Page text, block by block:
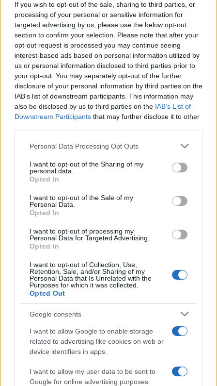
If you wish to opt-out of the sale, sharing to third parties, or
processing of your personal or sensitive information for
targeted advertising by us, please use the below opt-out
section to confirm your selection. Please note that after your
opt-out request is processed you may continue seeing
interest-based ads based on personal information utilized by
us or personal information disclosed to third parties prior to
your opt-out. You may separately opt-out of the further
disclosure of your personal information by third parties on the
IAB’s list of downstream participants. This information may
also be disclosed by us to third parties on the IAB’s List of
Downstream Participants that may further disclose it to other
Please note that this website/app uses one or more Google
not limited to your visit or usage behaviour. You may click to
grant or deny consent to Google and its third-party tags to
use your data for below specified purposes in below Google
consent section.
Personal Data Processing Opt Outs
I want to opt-out of the Sharing of my
personal data.
Opted In
I want to opt-out of the Sale of my
Personal Data.
Opted In
I want to opt-out of processing my
Personal Data for Targeted Advertising.
Opted In
I want to opt-out of Collection, Use,
Retention, Sale, and/or Sharing of my
Personal Data that Is Unrelated with the
Purposes for which it was collected.
Opted Out
Google consents
I want to allow Google to enable storage
related to advertising like cookies on web or
device identifiers in apps.
I want to allow my user data to be sent to
Google for online advertising purposes.
ΚΟΣΜΟΣ
Τουρκία: Μέτρα για τα πλοία στον Εύξεινο Πόντο,
«την πιο επικίνδυνη θαλάσσια ζώνη»
8/08/2026 - 4:00μμ
ΕΛΛΑΔΑ
Παραδοσιακή μουσική βραδιά «Θράκη –
Μακεδονία – Πόντος» από τον Θερμαϊκό
Κορινού
8/08/2026 - 3:00μμ
ΕΛΛΑΔΑ